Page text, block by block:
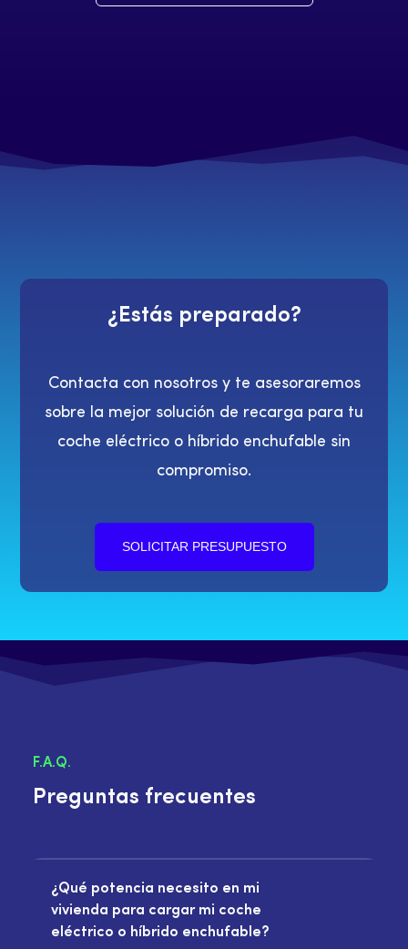
¿Estás preparado?
Contacta con nosotros y te asesoraremos
sobre la mejor solución de recarga para tu
coche eléctrico o híbrido enchufable sin
compromiso.
SOLICITAR PRESUPUESTO
F.A.Q.
Preguntas frecuentes
¿Qué potencia necesito en mi
vivienda para cargar mi coche
eléctrico o híbrido enchufable?